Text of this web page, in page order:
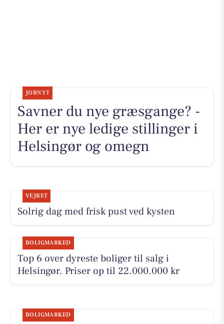
JOBNYT
Savner du nye græsgange? -
Her er nye ledige stillinger i
Helsingør og omegn
VEJRET
Solrig dag med frisk pust ved kysten
BOLIGMARKED
Top 6 over dyreste boliger til salg i
Helsingør. Priser op til 22.000.000 kr
BOLIGMARKED